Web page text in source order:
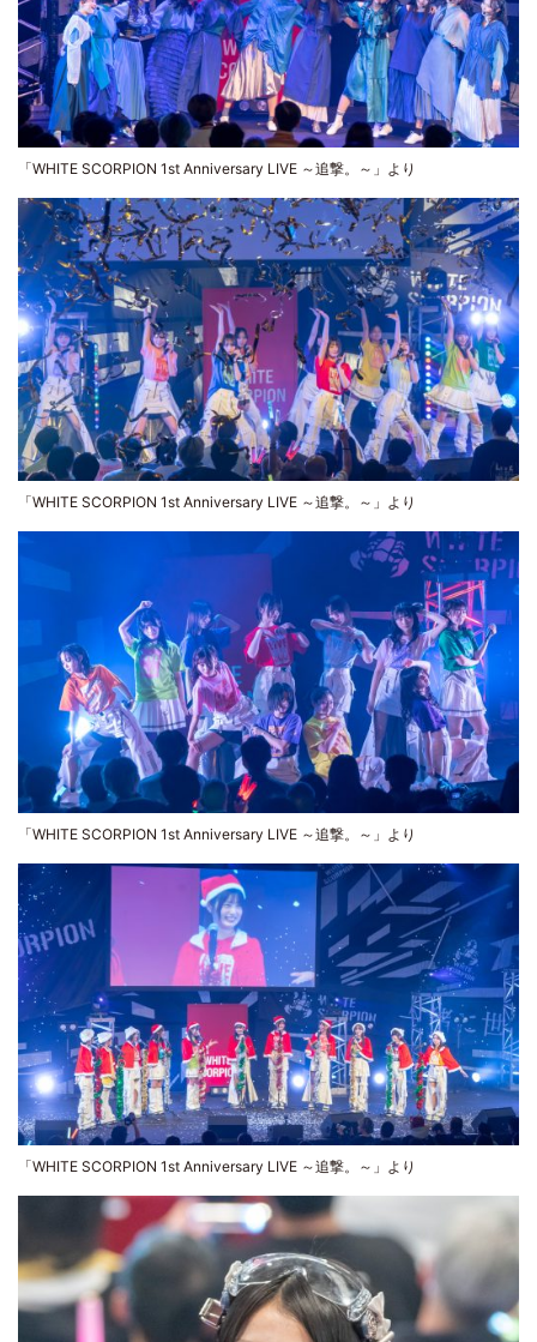
「WHITE SCORPION 1st Anniversary LIVE ～追撃。～」より
「WHITE SCORPION 1st Anniversary LIVE ～追撃。～」より
「WHITE SCORPION 1st Anniversary LIVE ～追撃。～」より
「WHITE SCORPION 1st Anniversary LIVE ～追撃。～」より